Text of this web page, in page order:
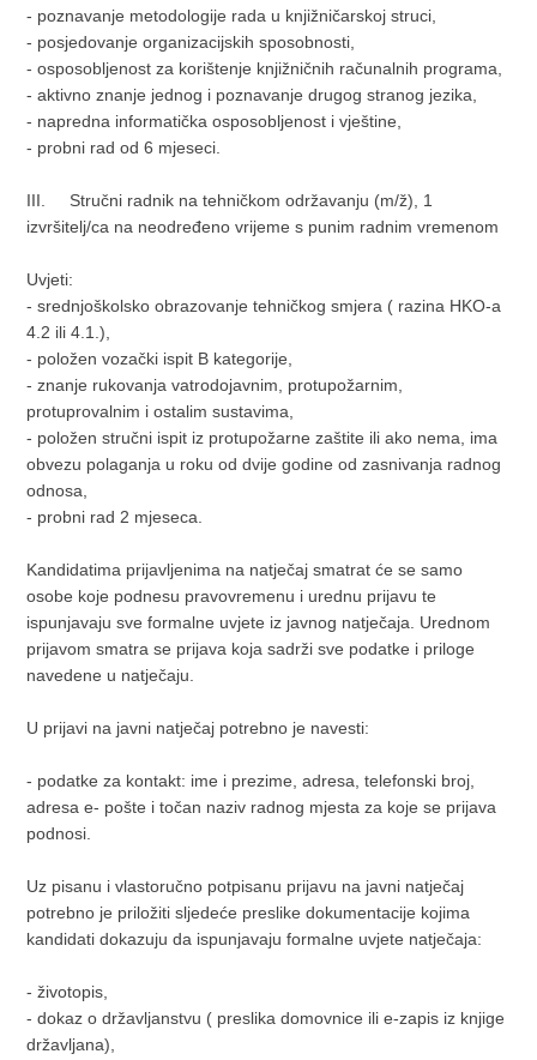
- poznavanje metodologije rada u knjižničarskoj struci,
- posjedovanje organizacijskih sposobnosti,
- osposobljenost za korištenje knjižničnih računalnih programa,
- aktivno znanje jednog i poznavanje drugog stranog jezika,
- napredna informatička osposobljenost i vještine,
- probni rad od 6 mjeseci.
III. Stručni radnik na tehničkom održavanju (m/ž), 1
izvršitelj/ca na neodređeno vrijeme s punim radnim vremenom
Uvjeti:
- srednjoškolsko obrazovanje tehničkog smjera ( razina HKO-a
4.2 ili 4.1.),
- položen vozački ispit B kategorije,
- znanje rukovanja vatrodojavnim, protupožarnim,
protuprovalnim i ostalim sustavima,
- položen stručni ispit iz protupožarne zaštite ili ako nema, ima
obvezu polaganja u roku od dvije godine od zasnivanja radnog
odnosa,
- probni rad 2 mjeseca.
Kandidatima prijavljenima na natječaj smatrat će se samo
osobe koje podnesu pravovremenu i urednu prijavu te
ispunjavaju sve formalne uvjete iz javnog natječaja. Urednom
prijavom smatra se prijava koja sadrži sve podatke i priloge
navedene u natječaju.
U prijavi na javni natječaj potrebno je navesti:
- podatke za kontakt: ime i prezime, adresa, telefonski broj,
adresa e- pošte i točan naziv radnog mjesta za koje se prijava
podnosi.
Uz pisanu i vlastoručno potpisanu prijavu na javni natječaj
potrebno je priložiti sljedeće preslike dokumentacije kojima
kandidati dokazuju da ispunjavaju formalne uvjete natječaja:
- životopis,
- dokaz o državljanstvu ( preslika domovnice ili e-zapis iz knjige
državljana),